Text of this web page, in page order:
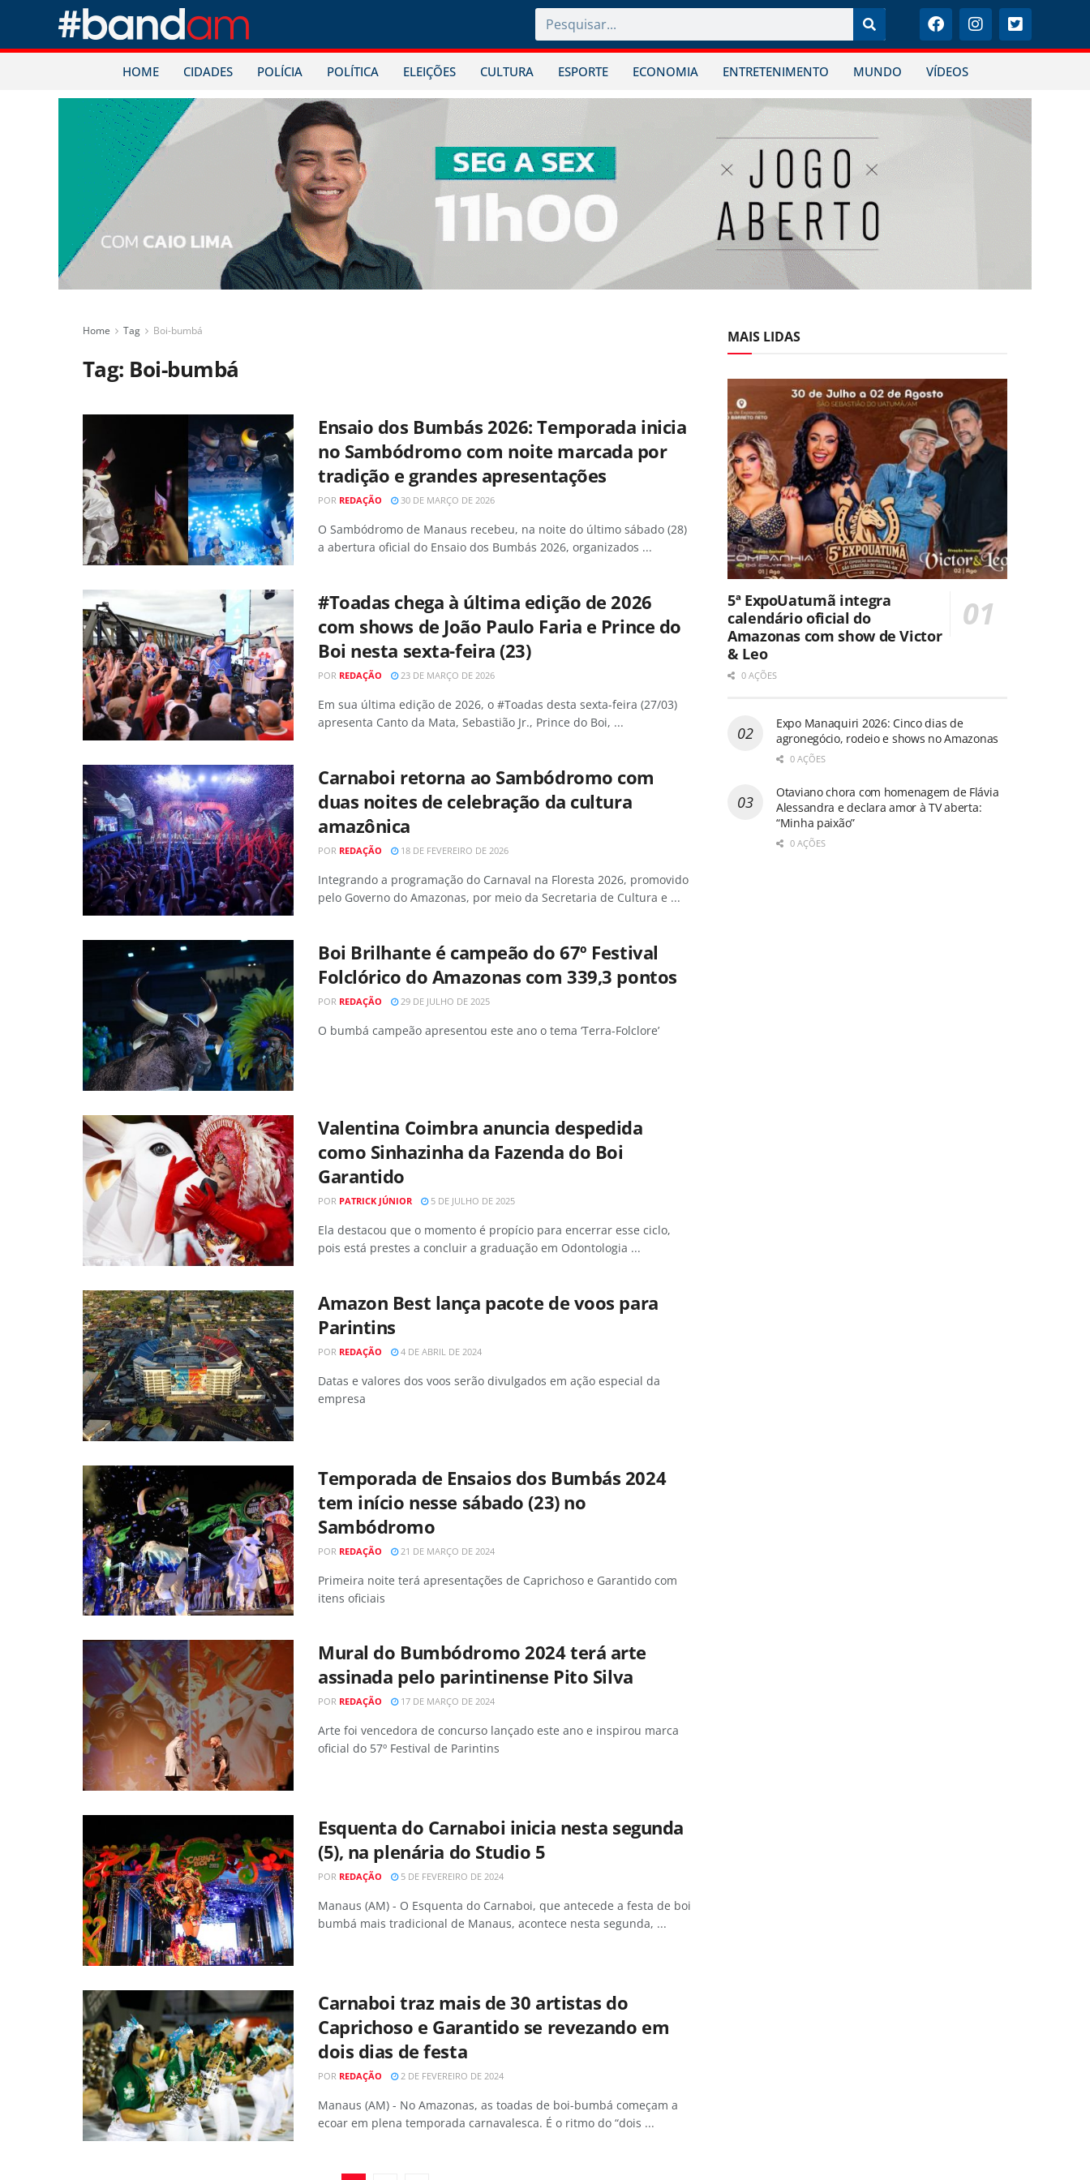
HOME CIDADES POLÍCIA POLÍTICA ELEIÇÕES CULTURA ESPORTE ECONOMIA ENTRETENIMENTO MUNDO VÍDEOS
Home Tag Boi-bumbá
Tag: Boi-bumbá
Ensaio dos Bumbás 2026: Temporada inicia
no Sambódromo com noite marcada por
tradição e grandes apresentações
POR REDAÇÃO 30 DE MARÇO DE 2026
O Sambódromo de Manaus recebeu, na noite do último sábado (28)
a abertura oficial do Ensaio dos Bumbás 2026, organizados ...
#Toadas chega à última edição de 2026
com shows de João Paulo Faria e Prince do
Boi nesta sexta-feira (23)
POR REDAÇÃO 23 DE MARÇO DE 2026
Em sua última edição de 2026, o #Toadas desta sexta-feira (27/03)
apresenta Canto da Mata, Sebastião Jr., Prince do Boi, ...
Carnaboi retorna ao Sambódromo com
duas noites de celebração da cultura
amazônica
POR REDAÇÃO 18 DE FEVEREIRO DE 2026
Integrando a programação do Carnaval na Floresta 2026, promovido
pelo Governo do Amazonas, por meio da Secretaria de Cultura e ...
Boi Brilhante é campeão do 67º Festival
Folclórico do Amazonas com 339,3 pontos
POR REDAÇÃO 29 DE JULHO DE 2025
O bumbá campeão apresentou este ano o tema ‘Terra-Folclore’
Valentina Coimbra anuncia despedida
como Sinhazinha da Fazenda do Boi
Garantido
POR PATRICK JÚNIOR 5 DE JULHO DE 2025
Ela destacou que o momento é propício para encerrar esse ciclo,
pois está prestes a concluir a graduação em Odontologia ...
Amazon Best lança pacote de voos para
Parintins
POR REDAÇÃO 4 DE ABRIL DE 2024
Datas e valores dos voos serão divulgados em ação especial da
empresa
Temporada de Ensaios dos Bumbás 2024
tem início nesse sábado (23) no
Sambódromo
POR REDAÇÃO 21 DE MARÇO DE 2024
Primeira noite terá apresentações de Caprichoso e Garantido com
itens oficiais
Mural do Bumbódromo 2024 terá arte
assinada pelo parintinense Pito Silva
POR REDAÇÃO 17 DE MARÇO DE 2024
Arte foi vencedora de concurso lançado este ano e inspirou marca
oficial do 57º Festival de Parintins
Esquenta do Carnaboi inicia nesta segunda
(5), na plenária do Studio 5
POR REDAÇÃO 5 DE FEVEREIRO DE 2024
Manaus (AM) - O Esquenta do Carnaboi, que antecede a festa de boi
bumbá mais tradicional de Manaus, acontece nesta segunda, ...
Carnaboi traz mais de 30 artistas do
Caprichoso e Garantido se revezando em
dois dias de festa
POR REDAÇÃO 2 DE FEVEREIRO DE 2024
Manaus (AM) - No Amazonas, as toadas de boi-bumbá começam a
ecoar em plena temporada carnavalesca. É o ritmo do “dois ...
MAIS LIDAS
5ª ExpoUatumã integra
calendário oficial do
Amazonas com show de Victor
& Leo
0 AÇÕES
Expo Manaquiri 2026: Cinco dias de
agronegócio, rodeio e shows no Amazonas
0 AÇÕES
Otaviano chora com homenagem de Flávia
Alessandra e declara amor à TV aberta:
“Minha paixão”
0 AÇÕES